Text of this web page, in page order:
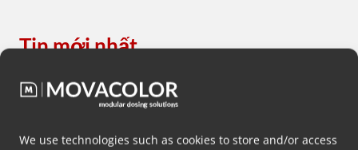
We use technologies such as cookies to store and/or access
Tin mới nhất